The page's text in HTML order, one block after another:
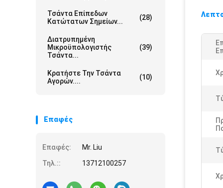
Τσάντα Επίπεδων
Κατώτατων Σημείων...
(28)
Διατρυπημένη
Μικροϋπολογιστής
Τσάντα...
(39)
Κρατήστε Την Τσάντα
Αγορών....
(10)
Επαφές
Επαφές:
Mr. Liu
Τηλ.::
13712100257